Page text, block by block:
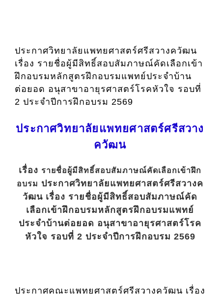
ประกาศวิทยาลัยแพทยศาสตร์ศรีสวางควัฒน
เรื่อง รายชื่อผู้มีสิทธิ์สอบสัมภาษณ์คัดเลือกเข้า
ฝึกอบรมหลักสูตรฝึกอบรมแพทย์ประจำบ้าน
ต่อยอด อนุสาขาอายุรศาสตร์โรคหัวใจ รอบที่
2 ประจำปีการฝึกอบรม 2569
ประกาศวิทยาลัยแพทยศาสตร์ศรีสวาง
ควัฒน
เรื่อง รายชื่อผู้มีสิทธิ์สอบสัมภาษณ์คัดเลือกเข้าฝึก
อบรม ประกาศวิทยาลัยแพทยศาสตร์ศรีสวางค
วัฒน เรื่อง รายชื่อผู้มีสิทธิ์สอบสัมภาษณ์คัด
เลือกเข้าฝึกอบรมหลักสูตรฝึกอบรมแพทย์
ประจำบ้านต่อยอด อนุสาขาอายุรศาสตร์โรค
หัวใจ รอบที่ 2 ประจำปีการฝึกอบรม 2569
ประกาศคณะแพทยศาสตร์ศรีสวางควัฒน เรื่อง